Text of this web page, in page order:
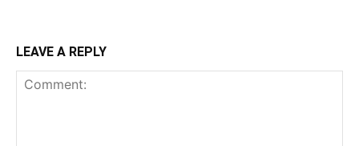
LEAVE A REPLY